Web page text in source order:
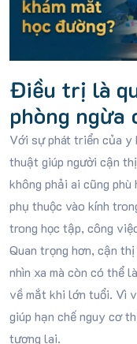
Điều trị là
phòng ngừa
Với sự phát triển của y
thuật giúp người cận
không phải ai cũng
phụ thuộc vào kính
trong học tập, công
Quan trọng hơn, cận
nhìn xa mà còn có thể
về mắt khi lớn tuổi. Vì
giúp hạn chế nguy cơ
tương lai.